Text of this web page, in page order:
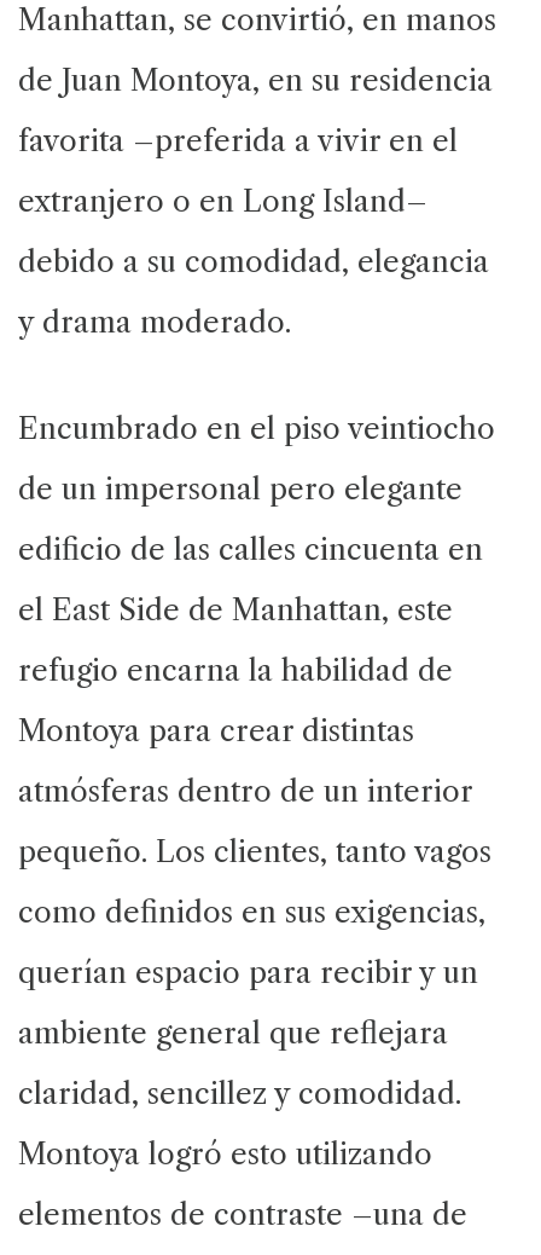
Manhattan, se convirtió, en manos
de Juan Montoya, en su residencia
favorita –preferida a vivir en el
extranjero o en Long Island–
debido a su comodidad, elegancia
y drama moderado.
Encumbrado en el piso veintiocho
de un impersonal pero elegante
edificio de las calles cincuenta en
el East Side de Manhattan, este
refugio encarna la habilidad de
Montoya para crear distintas
atmósferas dentro de un interior
pequeño. Los clientes, tanto vagos
como definidos en sus exigencias,
querían espacio para recibir y un
ambiente general que reflejara
claridad, sencillez y comodidad.
Montoya logró esto utilizando
elementos de contraste –una de